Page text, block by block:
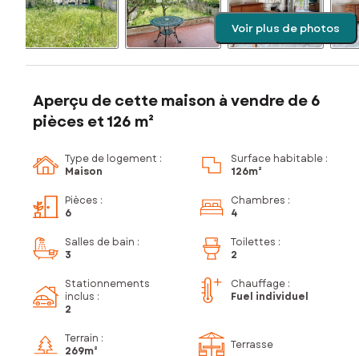
Voir plus de photos
Aperçu de cette maison à vendre de 6
pièces et 126 m²
Type de logement :
Maison
Surface habitable :
126m²
Pièces :
6
Chambres :
4
Salles de bain :
3
Toilettes :
2
Stationnements
inclus :
2
Chauffage :
Fuel individuel
Terrain :
269m²
Terrasse